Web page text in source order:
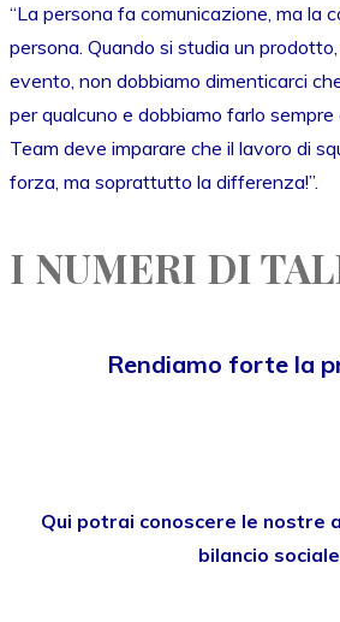
“La persona fa comunicazione, ma la
persona. Quando si studia un
evento, non dobbiamo dimenticarci
per qualcuno e dobbiamo farlo
Team deve imparare che il lavoro di
forza, ma soprattutto la differenza!”.
I NUMERI DI
Rendiamo forte la
Qui potrai conoscere le nostre
bilancio sociale